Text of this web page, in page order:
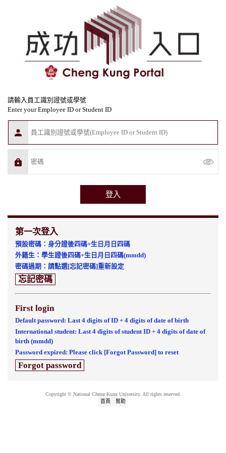
請輸入員工識別證號或學號
Enter your Employee ID or Student ID
登入
第一次登入
預設密碼：身分證後四碼+生日月日四碼
外籍生：學生證後四碼+生日月日四碼(mmdd)
密碼過期：請點選[忘記密碼]重新設定
忘記密碼
First login
Default password: Last 4 digits of ID + 4 digits of date of birth
International student: Last 4 digits of student ID + 4 digits of date of
birth (mmdd)
Password expired: Please click [Forgot Password] to reset
Forgot password
Copyright © National Cheng Kung University. All rights reserved.
首頁
幫助